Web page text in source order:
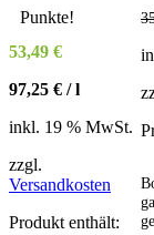
Punkte!
53,49 €
97,25 € /l
inkl. 19 % MwSt.
zzgl.
Versandkosten
Produkt enthält: